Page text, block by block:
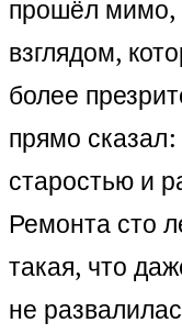
прошёл мимо,
взглядом,
более
прямо
старостью и
Ремонта сто
такая, что
не